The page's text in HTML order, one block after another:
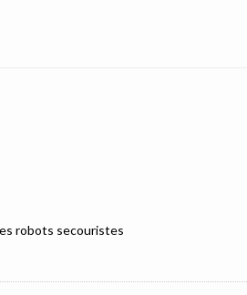
robots secouristes